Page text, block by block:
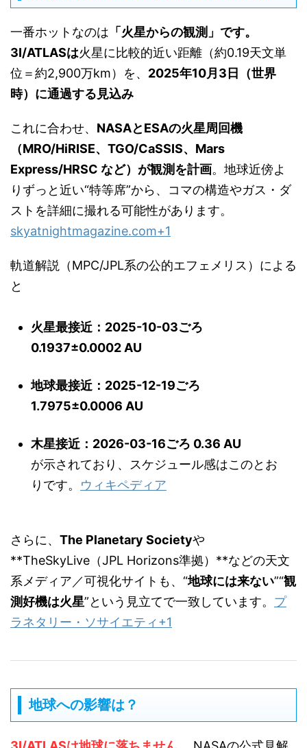
一番ホットなのは 「火星からの観測」です。
3I/ATLASは火星に比較的近い距離（約0.19天文単
位＝約2,900万km）を、 2025年10月3日（世界
時）に通過する見込み
これに合わせ、 NASAとESAの火星周回機
（MRO/HiRISE、TGO/CaSSIS、Mars
Express/HRSC など）が観測を計画。地球近傍よ
りずっと近い“特等席”から、コマの構造やガス・ダ
ストを詳細に撮れる可能性があります。
skyatnightmagazine.com+1
軌道解説（MPC/JPL系の公的エフェメリス）による
と
火星最接近：2025-10-03ごろ
0.1937±0.0002 AU
地球最接近：2025-12-19ごろ
1.7975±0.0006 AU
木星接近：2026-03-16ごろ 0.36 AU
が示されており、スケジュール感はこのとお
りです。 ウィキペディア
さらに、 The Planetary Societyや
**TheSkyLive（JPL Horizons準拠）**などの天文
系メディア／可視化サイトも、“地球には来ない”“観
測好機は火星”という見立てで一致しています。 プ
ラネタリー・ソサイエティ+1
地球への影響は？